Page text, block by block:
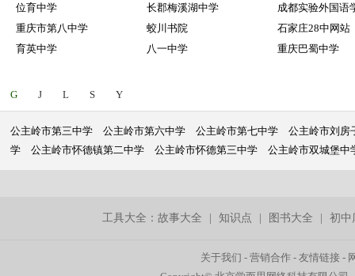
位育中学
长郡梅溪湖中学
成都实验外国语
重庆市第八中学
蛟川书院
石家庄28中网站
育英中学
八一中学 重庆巴蜀中学
G J L S Y
公主岭市第三中学 公主岭市第六中学 公主岭市第七中学
公主岭市刘房
学
公主岭市怀德镇第二中学 公主岭市怀德第三中学 公主岭市双城堡中
工具大全：故事大全 |知识点 图书大全 |初中
关于我们 -营销合作 -友情链接 -